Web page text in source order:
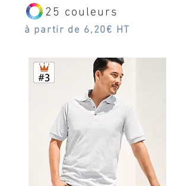
25 couleurs
à partir de 6,20€ HT